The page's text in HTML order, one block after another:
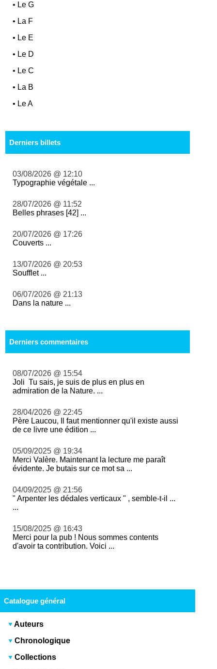
• Le G
• La F
• Le E
• Le D
• Le C
• La B
• Le A
Derniers billets
03/08/2026 @ 12:10
Typographie végétale ...
28/07/2026 @ 11:52
Belles phrases [42] ...
20/07/2026 @ 17:26
Couverts ...
13/07/2026 @ 20:53
Soufflet ...
06/07/2026 @ 21:13
Dans la nature ...
Derniers commentaires
08/07/2026 @ 15:54
Joli Tu sais, je suis de plus en plus en
admiration de la Nature. ...
28/04/2026 @ 22:45
Père Laucou, Il faut mentionner qu'il existe aussi
de ce livre une édition ...
05/09/2025 @ 19:34
Merci Valère. Maintenant la lecture me paraît
évidente. Je butais sur ce mot sa ...
04/09/2025 @ 21:56
" Arpenter les dédales verticaux " , semble-t-il ...
...
15/08/2025 @ 16:43
Merci pour la pub ! Nous sommes contents
d'avoir ta contribution. Voici ...
Catalogue général
Auteurs
Chronologique
Collections